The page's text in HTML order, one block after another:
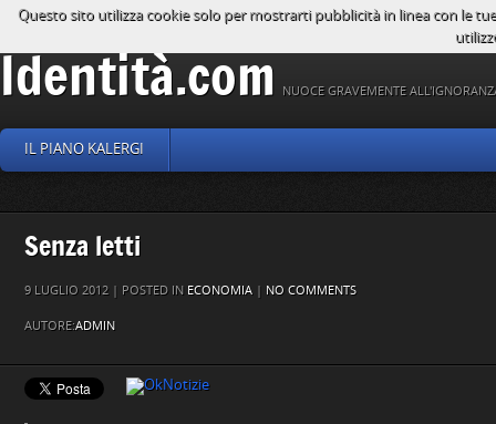
Identità.com NUOCE GRAVEMENTE
IL PIANO KALERGI
Senza letti
9 LUGLIO 2012 | POSTED IN ECONOMIA | NO COMMENTS
AUTORE:ADMIN
Questo sito utilizza cookie solo per mostrarti pubblicità in linea con le